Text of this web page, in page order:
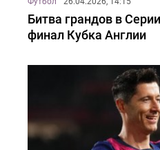
Битва грандов в
финал Кубка Англии